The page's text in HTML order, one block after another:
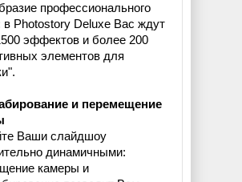
профессионального
в Photostory Deluxe Вас ждут
эффектов и более 200
элементов для
и перемещение
Ваши слайдшоу
динамичными:
камеры и